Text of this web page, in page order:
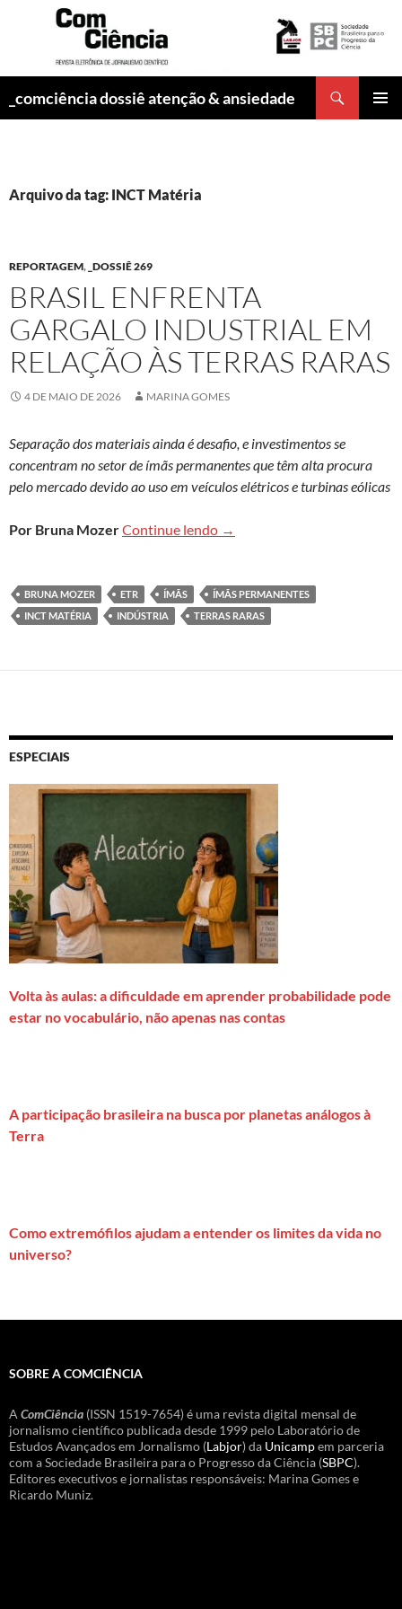
_comciência dossiê atenção & ansiedade
Arquivo da tag: INCT Matéria
REPORTAGEM, _DOSSIÊ 269
BRASIL ENFRENTA
GARGALO INDUSTRIAL EM
RELAÇÃO ÀS TERRAS RARAS
4 DE MAIO DE 2026 MARINA GOMES
Separação dos materiais ainda é desafio, e investimentos se
concentram no setor de ímãs permanentes que têm alta procura
pelo mercado devido ao uso em veículos elétricos e turbinas eólicas
Por Bruna MozerContinue lendo Brasil enfrenta gargalo
→
BRUNA MOZER ETR ÍMÃS
ÍMÃS PERMANENTES
INCT MATÉRIA
INDÚSTRIA TERRAS RARAS
ESPECIAIS
Volta às aulas: a dificuldade em aprender probabilidade pode
estar no vocabulário, não apenas nas contas
A participação brasileira na busca por planetas análogos à
Terra
Como extremófilos ajudam a entender os limites da vida no
universo?
SOBRE A COMCIÊNCIA
A ComCiência (ISSN 1519-7654) é uma revista digital mensal de
jornalismo científico publicada desde 1999 pelo Laboratório de
Estudos Avançados em Jornalismo (Labjor) da Unicampem parceria
com a Sociedade Brasileira para o Progresso da Ciência (SBPC).
Editores executivos e jornalistas responsáveis: Marina Gomes e
Ricardo Muniz.